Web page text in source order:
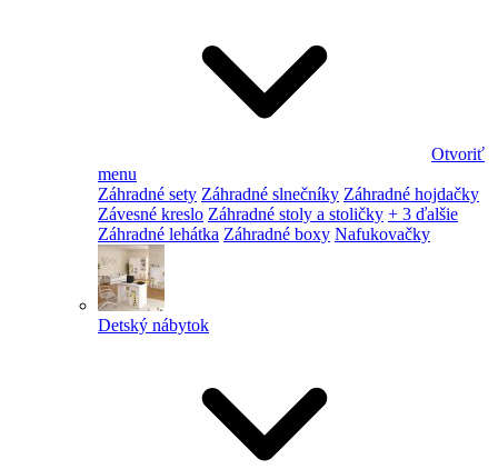
Otvoriť
menu
Záhradné sety Záhradné slnečníky Záhradné hojdačky
Závesné kreslo Záhradné stoly a stoličky + 3 ďalšie
Záhradné lehátka Záhradné boxy Nafukovačky
Detský nábytok